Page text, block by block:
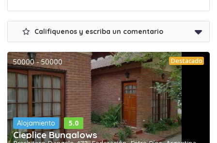
Califiquenos y escriba un comentario
50000 - 50000 Destacado
Alojamiento 5.0
Cieplice Bungalows